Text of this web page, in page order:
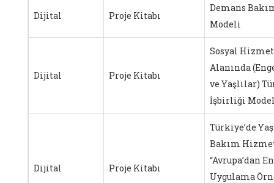
Dijital Proje Kitabı
Demans
Modeli
Dijital Proje Kitabı
Sosyal
Alanında
ve Yaşlılar)
İşbirliği
Dijital Proje Kitabı
Türkiye’de
Bakım
“Avrupa’dan
Uygulama